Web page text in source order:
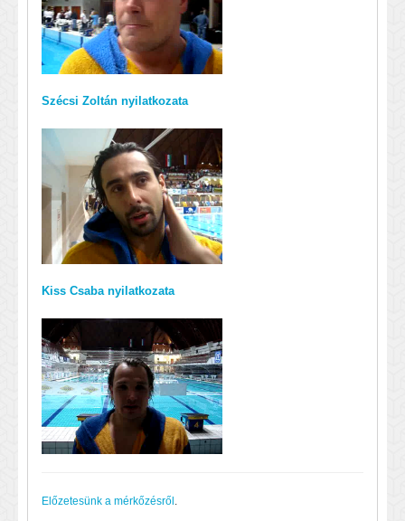
Szécsi Zoltán nyilatkozata
Kiss Csaba nyilatkozata
Előzetesünk a mérkőzésről